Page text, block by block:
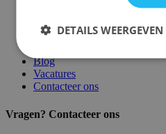
Algemene voorwaarden
Juridische vermeldingen
Privacy- en cookie verklaring
Blog
Vacatures
Contacteer ons
Vragen? Contacteer ons
DETAILS WEERGEVEN